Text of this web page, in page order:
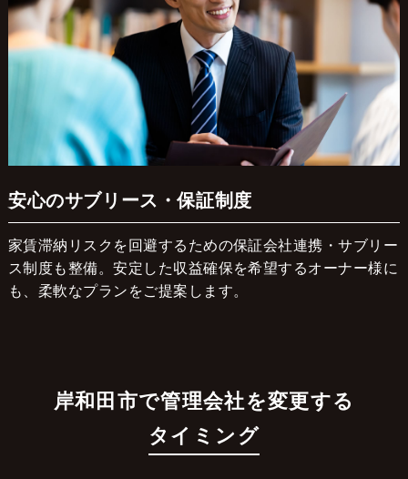
安心のサブリース・保証制度
家賃滞納リスクを回避するための保証会社連携・サブリー
ス制度も整備。安定した収益確保を希望するオーナー様に
も、柔軟なプランをご提案します。
岸和田市で管理会社を変更する
タイミング